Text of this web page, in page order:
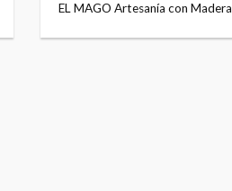
EL MAGO Artesanía con Madera